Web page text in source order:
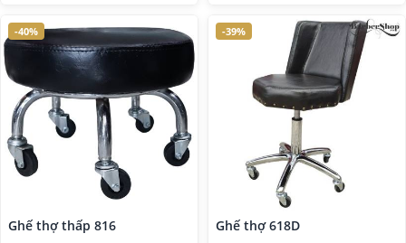
-40%
Ghế thợ thấp 816
-39%
Ghế thợ 618D